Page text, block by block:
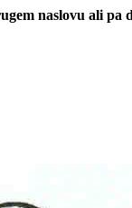
naslovu ali pa